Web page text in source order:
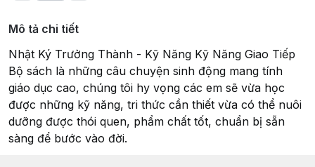
Mô tả chi tiết
Nhật Ký Trưởng Thành - Kỹ Năng Kỹ Năng Giao Tiếp
Bộ sách là những câu chuyện sinh động mang tính
giáo dục cao, chúng tôi hy vọng các em sẽ vừa học
được những kỹ năng, tri thức cần thiết vừa có thể nuôi
dưỡng được thói quen, phẩm chất tốt, chuẩn bị sẵn
sàng để bước vào đời.